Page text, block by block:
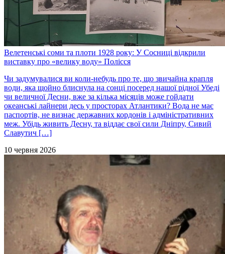
Велетенські соми та плоти 1928 року: У Сосниці відкрили
виставку про «велику воду» Полісся
Чи задумувалися ви коли-небудь про те, що звичайна крапля
води, яка щойно блиснула на сонці посеред нашої рідної Убеді
чи величної Десни, вже за кілька місяців може гойдати
океанські лайнери десь у просторах Атлантики? Вода не має
паспортів, не визнає державних кордонів і адміністративних
меж. Убідь живить Десну, та віддає свої сили Дніпру, Сивий
Славутич […]
10 червня 2026